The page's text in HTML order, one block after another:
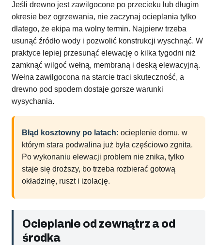
Jeśli drewno jest zawilgocone po przecieku lub długim
okresie bez ogrzewania, nie zaczynaj ocieplania tylko
dlatego, że ekipa ma wolny termin. Najpierw trzeba
usunąć źródło wody i pozwolić konstrukcji wyschnąć. W
praktyce lepiej przesunąć elewację o kilka tygodni niż
zamknąć wilgoć wełną, membraną i deską elewacyjną.
Wełna zawilgocona na starcie traci skuteczność, a
drewno pod spodem dostaje gorsze warunki
wysychania.
Błąd kosztowny po latach: ocieplenie domu, w
którym stara podwalina już była częściowo zgnita.
Po wykonaniu elewacji problem nie znika, tylko
staje się droższy, bo trzeba rozbierać gotową
okładzinę, ruszt i izolację.
Ocieplanie od zewnątrz a od
środka